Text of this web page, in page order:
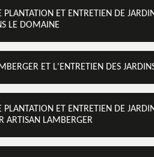
PLANTATION ET ENTRETIEN DE
LE DOMAINE
ET L'ENTRETIEN DES
PLANTATION ET ENTRETIEN DE
ARTISAN LAMBERGER